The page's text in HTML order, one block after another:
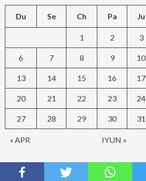
Du Se Ch Pa Ju
« APR IYUN »
1 2 3
6 7 8 9 10
13 14 15 16 17
20 21 22 23 24
27 28 29 30 31
Сизни қизиқтирган янгиликлар